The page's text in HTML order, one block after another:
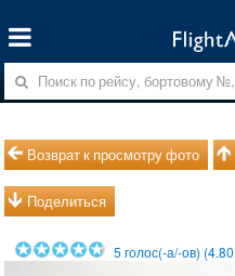
Возврат к просмотру фото
Поделиться
5 голос(-а/-ов) (4.80